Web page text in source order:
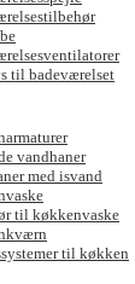
til badeværelset
vandhaner
med isvand
til køkkenvaske
til køkken